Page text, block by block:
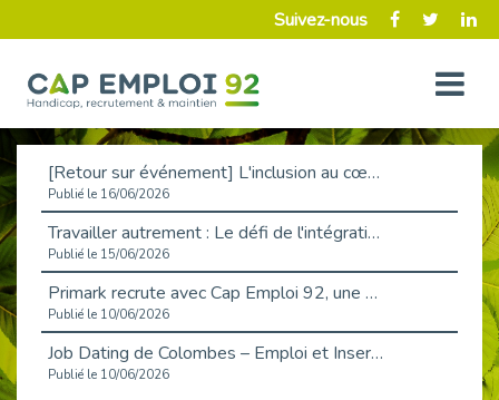
Suivez-nous
[Retour sur événement] L'inclusion au cœur de la Place de l'Emploi à La Défense !
Publié le 16/06/2026
Travailler autrement : Le défi de l'intégration des maladies chroniques en entreprise
Publié le 15/06/2026
Primark recrute avec Cap Emploi 92, une matinée couronnée de succès !
Publié le 10/06/2026
Job Dating de Colombes – Emploi et Insertion
Publié le 10/06/2026